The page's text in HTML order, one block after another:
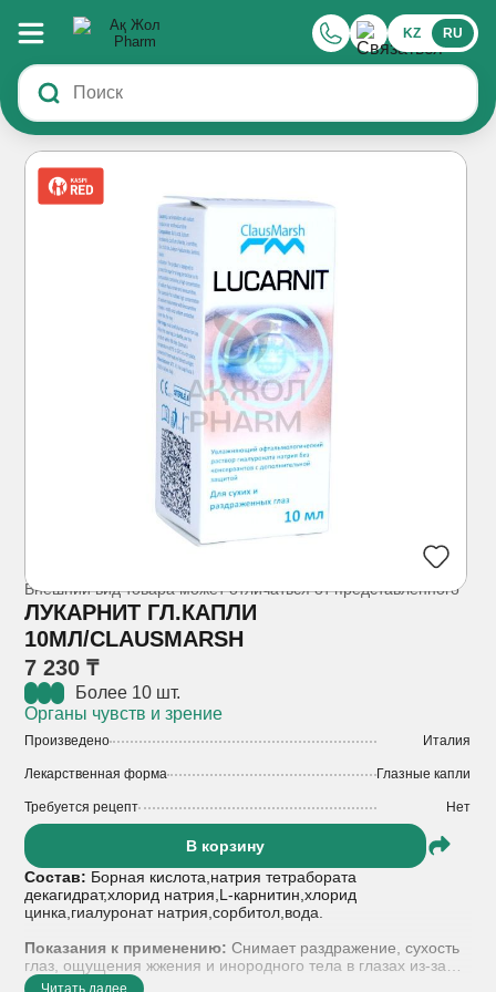
KZ RU
Внешний вид товара может отличаться от представленного
ЛУКАРНИТ ГЛ.КАПЛИ
10МЛ/CLAUSMARSH
7 230 ₸
Более 10 шт.
Органы чувств и зрение
Произведено Италия
Лекарственная форма Глазные капли
Требуется рецепт Нет
В корзину
Состав: Борная кислота,натрия тетрабората
декагидрат,хлорид натрия,L-карнитин,хлорид
цинка,гиалуронат натрия,сорбитол,вода.
Показания к применению:Cнимает раздражение, сухость
глаз, ощущения жжения и инородного тела в глазах из-за
таких факторов окружающей среды, как ветер, солнце,
Читать далее